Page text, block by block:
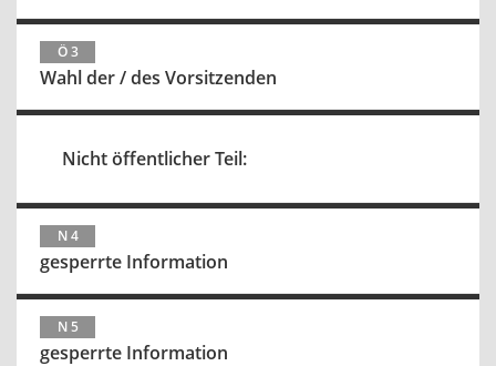
Ö 3
Wahl der / des Vorsitzenden
Nicht öffentlicher Teil:
N 4
gesperrte Information
N 5
gesperrte Information